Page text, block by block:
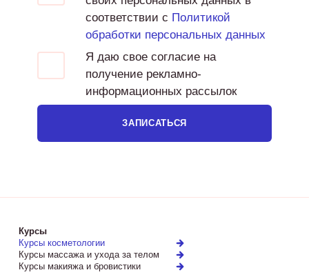
соответствии с Политикой
обработки персональных данных
Я даю свое согласие на
получение рекламно-
информационных рассылок
ЗАПИСАТЬСЯ
Курсы
Курсы косметологии
Курсы массажа и ухода за телом
Курсы макияжа и бровистики